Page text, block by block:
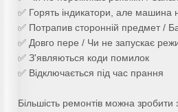
✅ Горять індикатори, але машина
✅ Потрапив сторонній предмет /
✅ Довго пере / Чи не запускає
✅ З'являються коди помилок
✅ Відключається під час прання
Більшість ремонтів можна зробити